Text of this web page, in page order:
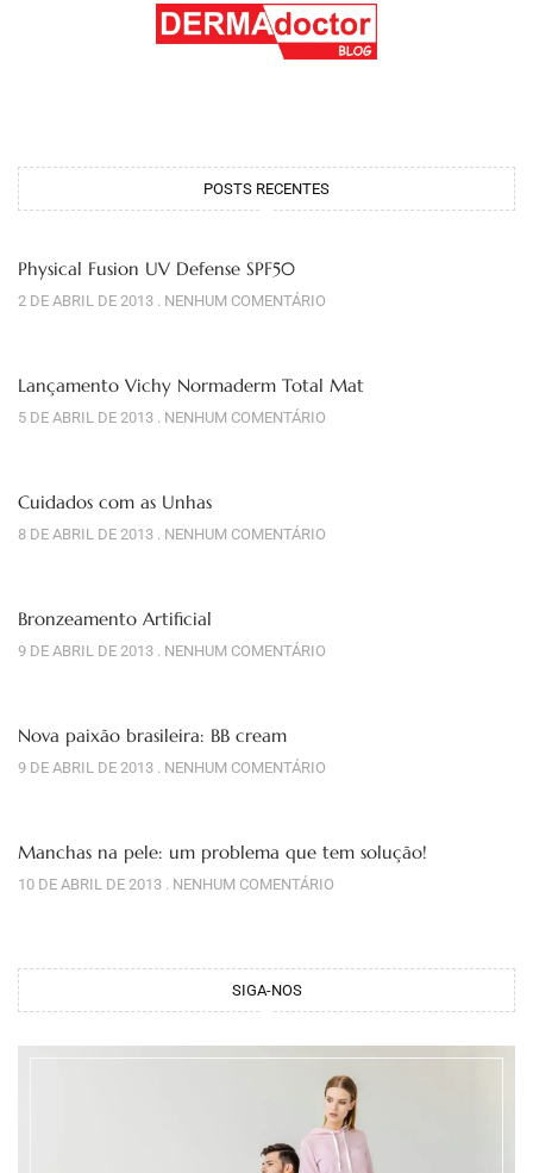
POSTS RECENTES
Physical Fusion UV Defense SPF50
2 DE ABRIL DE 2013 NENHUM COMENTÁRIO
Lançamento Vichy Normaderm Total Mat
5 DE ABRIL DE 2013 NENHUM COMENTÁRIO
Cuidados com as Unhas
8 DE ABRIL DE 2013 NENHUM COMENTÁRIO
Bronzeamento Artificial
9 DE ABRIL DE 2013 NENHUM COMENTÁRIO
Nova paixão brasileira: BB cream
9 DE ABRIL DE 2013 NENHUM COMENTÁRIO
Manchas na pele: um problema que tem solução!
10 DE ABRIL DE 2013 NENHUM COMENTÁRIO
SIGA-NOS